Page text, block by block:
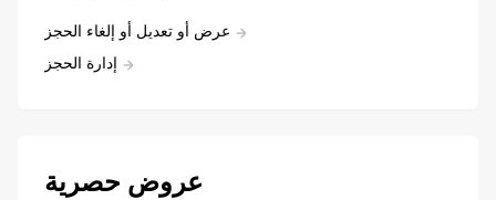
عرض أو تعديل أو إلغاء الحجز
إدارة الحجز
عروض حصرية